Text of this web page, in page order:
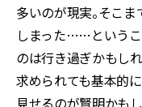
多いのが現実。そこ
しまった……というこ
のは行き過ぎかもし
求められても基本的
見せるのが賢明かも